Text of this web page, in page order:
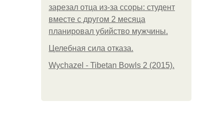
зарезал отца из-за ссоры: студент
вместе с другом 2 месяца
планировал убийство мужчины.
Целебная сила отказа.
Wychazel - Tibetan Bowls 2 (2015).